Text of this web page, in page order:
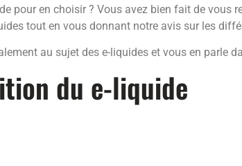
pour en choisir ? Vous avez bien fait de vous
tout en vous donnant notre avis sur les
au sujet des e-liquides et vous en parle
du e-liquide